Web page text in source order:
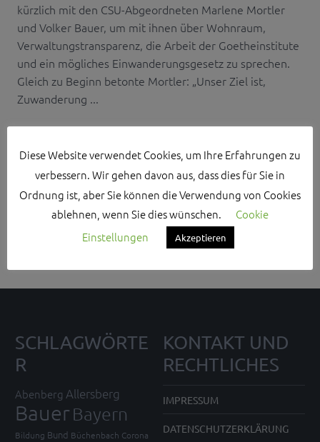
kürzlich mit den CSU-Abgeordneten Marlene Mortler
und Volker Bauer, um mit ihnen über Wohnraum,
Verwaltungstransparenz, die Arbeit der Goetheinstitute
und ein mögliches Einwanderungsgesetz zu sprechen.
Gleich zu Beginn betonte Mortler: „Unser Ziel ist,
Zuwanderung ...
Search Sidebar Widget Area
Please login and add some widgets to this widget area.
SCHLAGWÖRTE
R
Abenberg Allersberg
Bauer Bayern
Bildung Bund Büchenbach Corona
KONTAKT UND
RECHTLICHES
IMPRESSUM
DATENSCHUTZERKLÄRUNG
Diese Website verwendet Cookies, um Ihre Erfahrungen zu
verbessern. Wir gehen davon aus, dass dies für Sie in
Ordnung ist, aber Sie können die Verwendung von Cookies
ablehnen, wenn Sie dies wünschen.
Cookie
Einstellungen
Akzeptieren